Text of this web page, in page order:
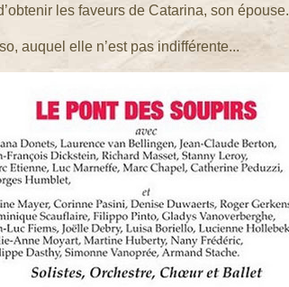
les faveurs de Catarina, son épouse.
auquel elle n’est pas indifférente...